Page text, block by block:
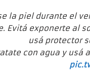
la piel durante el
Evitá exponerte al
usá protector
con agua y usá